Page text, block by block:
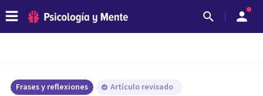
Frases y reflexiones Artículo revisado